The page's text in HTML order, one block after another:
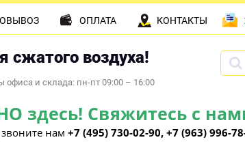
сжатого воздуха!
офиса и склада: пн-пт 09:00 – 16:00
Свяжитесь с
звоните нам +7 (495) 730-02-90, +7 (963) 996-
ОПЛАТА КОНТАКТЫ